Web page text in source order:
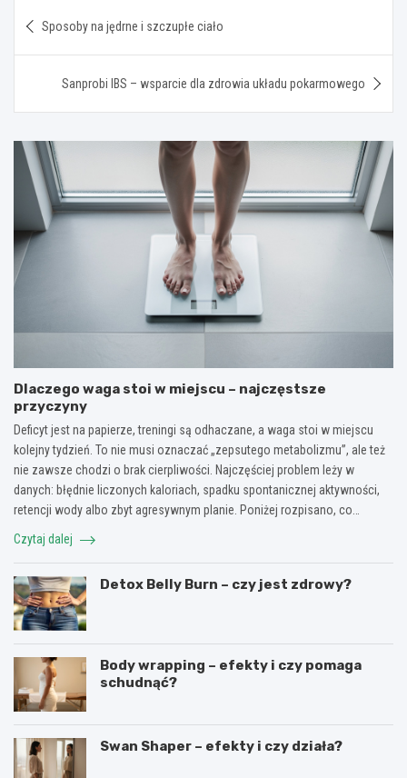
wpisu
Sposoby na jędrne i szczupłe ciało
Sanprobi IBS – wsparcie dla zdrowia układu pokarmowego
Dlaczego waga stoi w miejscu – najczęstsze
przyczyny
Deficyt jest na papierze, treningi są odhaczane, a waga stoi w miejscu
kolejny tydzień. To nie musi oznaczać „zepsutego metabolizmu”, ale też
nie zawsze chodzi o brak cierpliwości. Najczęściej problem leży w
danych: błędnie liczonych kaloriach, spadku spontanicznej aktywności,
retencji wody albo zbyt agresywnym planie. Poniżej rozpisano, co…
Czytaj dalej
Detox Belly Burn – czy jest zdrowy?
Body wrapping – efekty i czy pomaga
schudnąć?
Swan Shaper – efekty i czy działa?